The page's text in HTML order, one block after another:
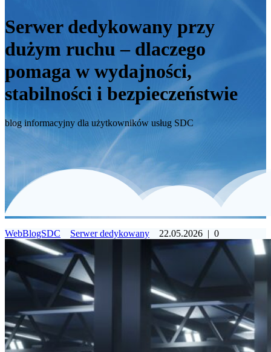
Serwer dedykowany przy
dużym ruchu – dlaczego
pomaga w wydajności,
stabilności i bezpieczeństwie
blog informacyjny dla użytkowników usług SDC
WebBlogSDC Serwer dedykowany 22.05.2026 | 0